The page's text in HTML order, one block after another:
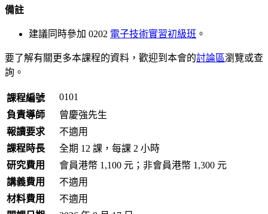
備註
建議同時參加 0202 電子技術實習初級班 。
要了解有關更多本課程的資料，歡迎到本會的討論區瀏覽或查
詢。
課程編號
0101
負責導師
曾慶強先生
報讀要求
不適用
課程時長
全期 12 課，每課 2 小時
研究費用
會員港幣 1,100 元 ； 非會員港幣 1,300 元
講義費用
不適用
材料費用
不適用